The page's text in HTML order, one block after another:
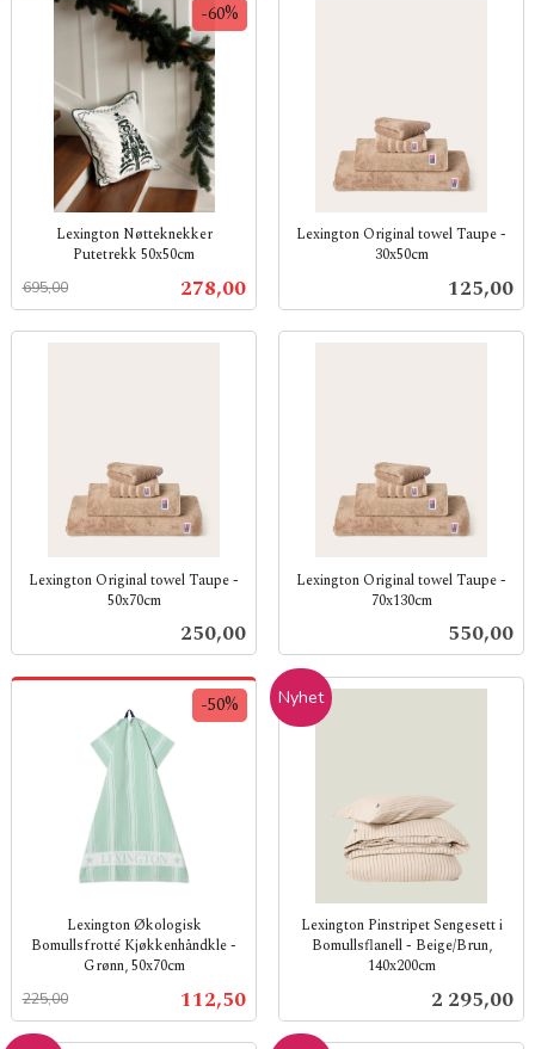
Lexington Nøtteknekker
Putetrekk 50x50cm
Tilbud
278,00
695,00
-60%
mva.
Lexington Original towel Taupe -
30x50cm
Pris
125,00
Lexington Original towel Taupe -
50x70cm
Pris
250,00
Lexington Original towel Taupe -
70x130cm
Pris
550,00
Lexington Økologisk
Bomullsfrotté Kjøkkenhåndkle -
Grønn, 50x70cm
Tilbud
112,50
225,00
-50%
mva.
Lexington Pinstripet Sengesett i
Bomullsflanell - Beige/Brun,
140x200cm
Pris
2 295,00
Nyhet